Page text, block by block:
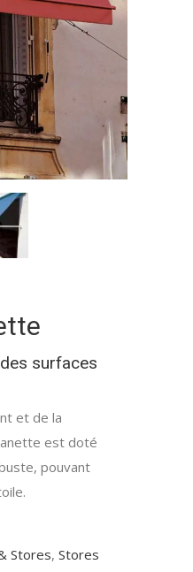
surfaces
et de la
est doté
pouvant
Stores, Stores